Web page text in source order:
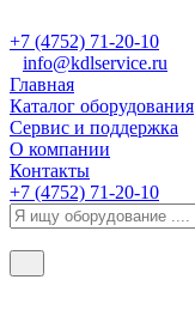
+7 (4752) 71-20-10
info@kdlservice.ru
Главная
Каталог оборудования
Сервис и поддержка
О компании
Контакты
+7 (4752) 71-20-10